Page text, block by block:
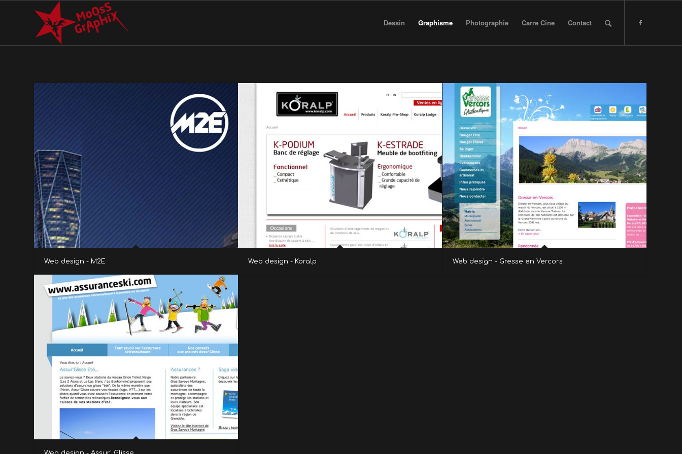
Dessin Graphisme Photographie Carre Cine Contact
Web design - M2E Web design - Koralp Web design - Gresse en Vercors